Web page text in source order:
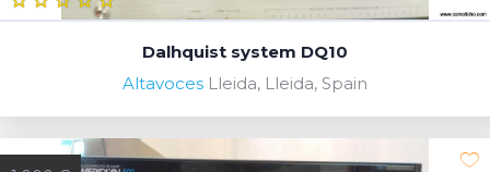
Dalhquist system DQ10
Altavoces Lleida, Lleida, Spain